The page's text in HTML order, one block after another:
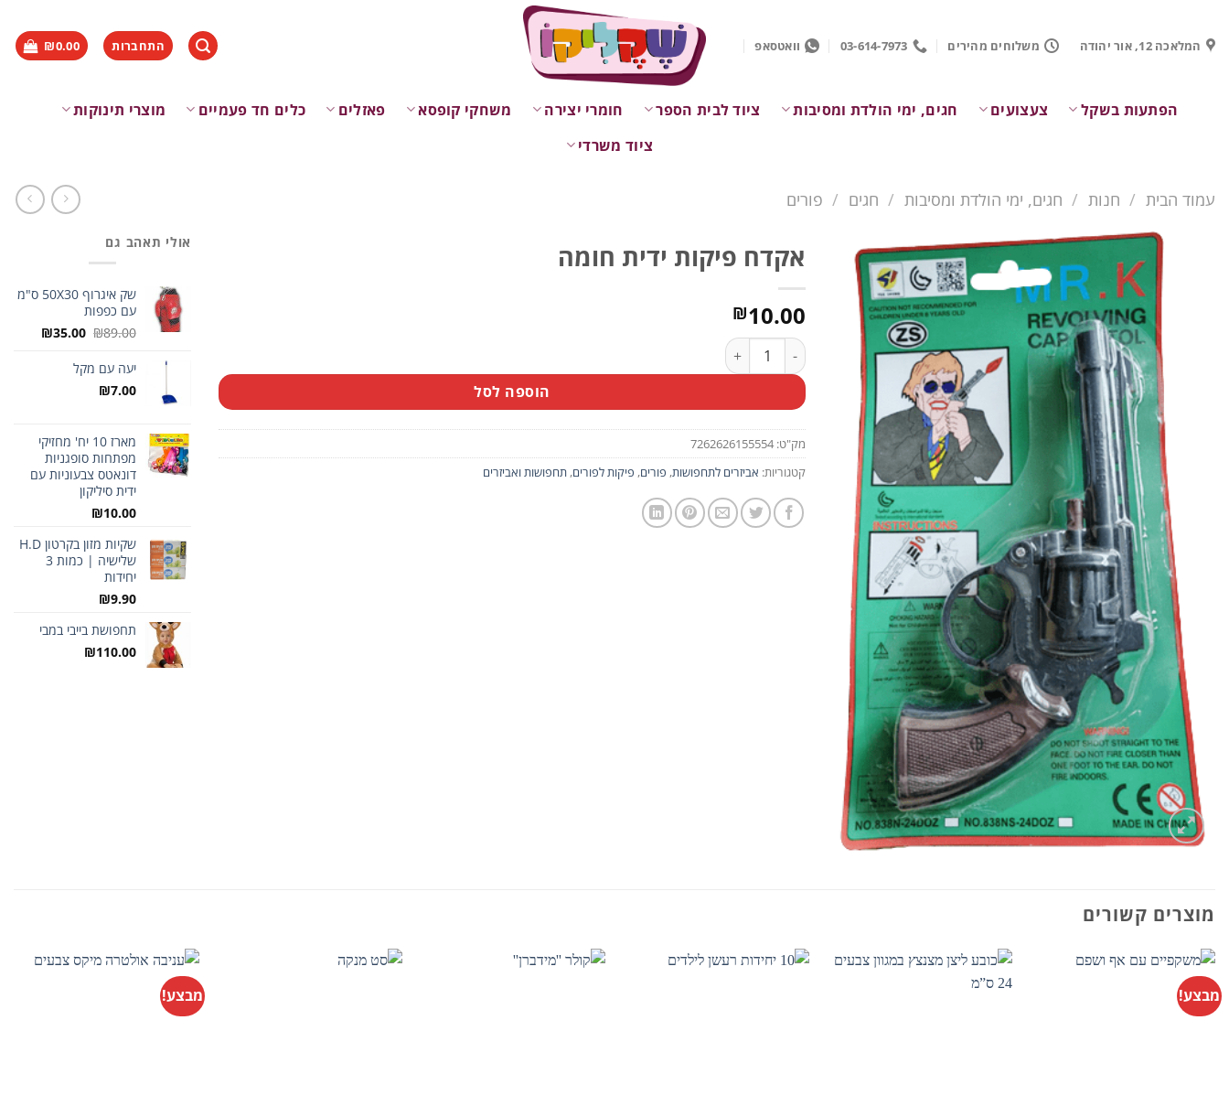
contentהמלאכה 12, אור יהודה משלוחים מהירים 03-614-7973 וואטסאפ התחברות ₪0.00
הפתעות בשקל צעצועים חגים, ימי הולדת ומסיבות ציוד לבית הספר חומרי יצירה משחקי קופסא פאזלים כלים חד פעמיים
מוצרי תינוקות
ציוד משרדי
עמוד הבית / חנות / חגים, ימי הולדת ומסיבות / חגים / פורים
אקדח פיקות ידית חומה
₪10.00
כמות של אקדח פיקות ידית חומה
הוספה לסל
מק"ט:7262626155554
קטגוריות: אביזרים לתחפושות, פורים, פיקות לפורים, תחפושות ואביזרים
אולי תאהב גם
שק איגרוף 50X30 ס"מ
עם כפפות
₪89.00
המחיר
היה:
₪35.00
יעה עם מקל
₪7.00
מארז 10 יח' מחזיקי
מפתחות סופגניות
דונאטס צבעוניות עם
ידית סיליקון
₪10.00
שקיות מזון בקרטון H.D
שלישיה | כמות 3
יחידות
₪9.90
תחפושת בייבי במבי
₪110.00
מוצרים קשורים
מבצע! מבצע!